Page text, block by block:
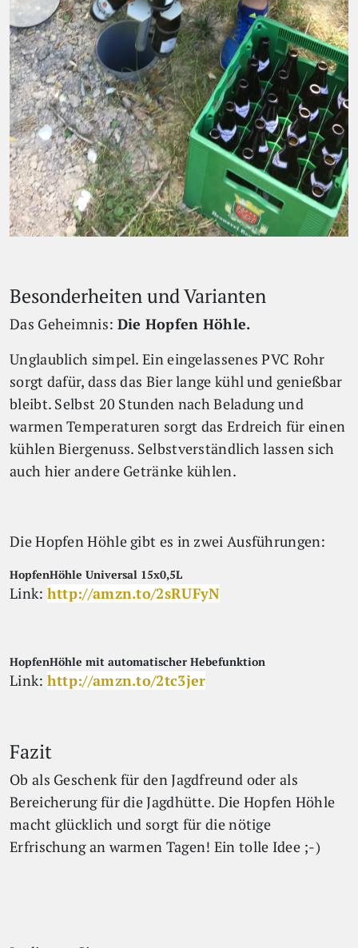
Besonderheiten und Varianten
Das Geheimnis: Die Hopfen Höhle.
Unglaublich simpel. Ein eingelassenes PVC Rohr
sorgt dafür, dass das Bier lange kühl und genießbar
bleibt. Selbst 20 Stunden nach Beladung und
warmen Temperaturen sorgt das Erdreich für einen
kühlen Biergenuss. Selbstverständlich lassen sich
auch hier andere Getränke kühlen.
Die Hopfen Höhle gibt es in zwei Ausführungen:
HopfenHöhle Universal 15x0,5L
Link: http://amzn.to/2sRUFyN
HopfenHöhle mit automatischer Hebefunktion
Link: http://amzn.to/2tc3jer
Fazit
Ob als Geschenk für den Jagdfreund oder als
Bereicherung für die Jagdhütte. Die Hopfen Höhle
macht glücklich und sorgt für die nötige
Erfrischung an warmen Tagen! Ein tolle Idee ;-)